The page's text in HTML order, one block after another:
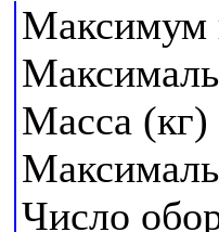
Максимум
Масса (кг)
Число